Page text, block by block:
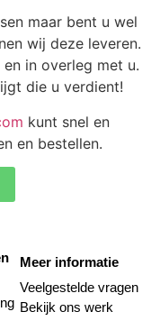
maar bent u wel
wij deze leveren.
in overleg met u.
die u verdient!
kunt snel en
en bestellen.
Meer informatie
Veelgestelde vragen
Bekijk ons werk